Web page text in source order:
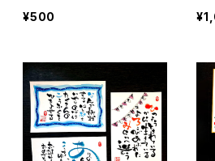
¥500